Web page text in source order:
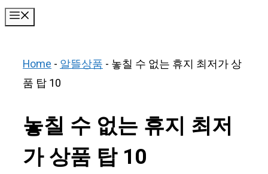
Home-알뜰상품- 놓칠 수 없는 휴지 최저가 상
품 탑 10
놓칠 수 없는 휴지 최저
가 상품 탑 10